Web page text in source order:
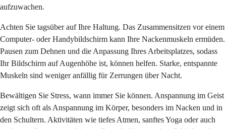
aufzuwachen.
Achten Sie tagsüber auf Ihre Haltung. Das Zusammensitzen vor einem
Computer- oder Handybildschirm kann Ihre Nackenmuskeln ermüden.
Pausen zum Dehnen und die Anpassung Ihres Arbeitsplatzes, sodass
Ihr Bildschirm auf Augenhöhe ist, können helfen. Starke, entspannte
Muskeln sind weniger anfällig für Zerrungen über Nacht.
Bewältigen Sie Stress, wann immer Sie können. Anspannung im Geist
zeigt sich oft als Anspannung im Körper, besonders im Nacken und in
den Schultern. Aktivitäten wie tiefes Atmen, sanftes Yoga oder auch